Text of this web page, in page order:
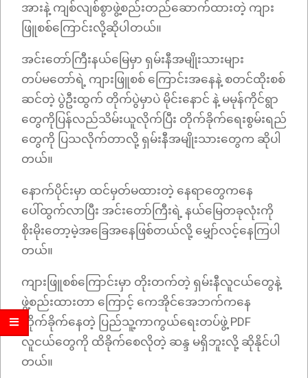
အားနဲ့ ကျစ်လျစ်စွာဖွဲ့စည်းတည်ဆောက်ထားတဲ့ ကျား
ဖြူစစ်ကြောင်းလို့ဆိုပါတယ်။
အင်းတော်ကြီးနယ်မြေမှာ ရှမ်းနီအမျိုးသားများ
တပ်မတော်ရဲ့ ကျားဖြူစစ် ကြောင်းအနေနဲ့ စတင်ထိုးစစ်
ဆင်တဲ့ ပွဲဦးထွက် တိုက်ပွဲမှာပဲ မိုင်းနောင် နဲ့ မမုန်ကိုင်ရွာ
တွေကိုပြန်လည်သိမ်းယူလိုက်ပြီး တိုက်ခိုက်ရေးစွမ်းရည်
တွေကို ပြသလိုက်တာလို့ ရှမ်းနီအမျိုးသားတွေက ဆိုပါ
တယ်။
နောက်ပိုင်းမှာ ထင်မှတ်မထားတဲ့ နေရာတွေကနေ
ပေါ်ထွက်လာပြီး အင်းတော်ကြီးရဲ့ နယ်မြေတခုလုံးကို
စိုးမိုးတော့မဲ့အခြေအနေဖြစ်တယ်လို့ မျှော်လင့်နေကြပါ
တယ်။
ကျားဖြူစစ်‌ကြောင်းမှာ တိုးတက်တဲ့ ရှမ်းနီလူငယ်တွေနဲ့
ဖွဲ့စည်းထားတာ‌ ကြောင့် ကေအိုင်အေဘက်ကနေ
တိုက်ခိုက်နေတဲ့ ပြည်သူ့ကာကွယ်ရေးတပ်ဖွဲ့ PDF
လူငယ်တွေကို ထိခိုက်စေလိုတဲ့ ဆန္ဒ မရှိဘူးလို့ ဆိုနိုင်ပါ
တယ်။